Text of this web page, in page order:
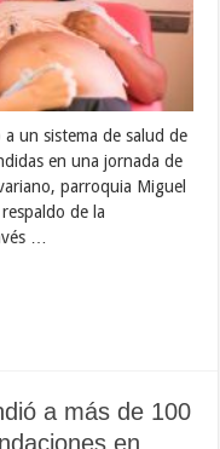
un sistema de salud de
en una jornada de
parroquia Miguel
de la
…
a más de 100
en